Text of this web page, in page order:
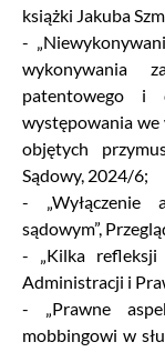
książki Jakuba
-
wykonywania
patentowego i
występowania we
objętych
Sądowy, 2024/6;
- „Wyłączenie
sądowym”,
- „Kilka refleksji
Administracji i
- „Prawne
mobbingowi w